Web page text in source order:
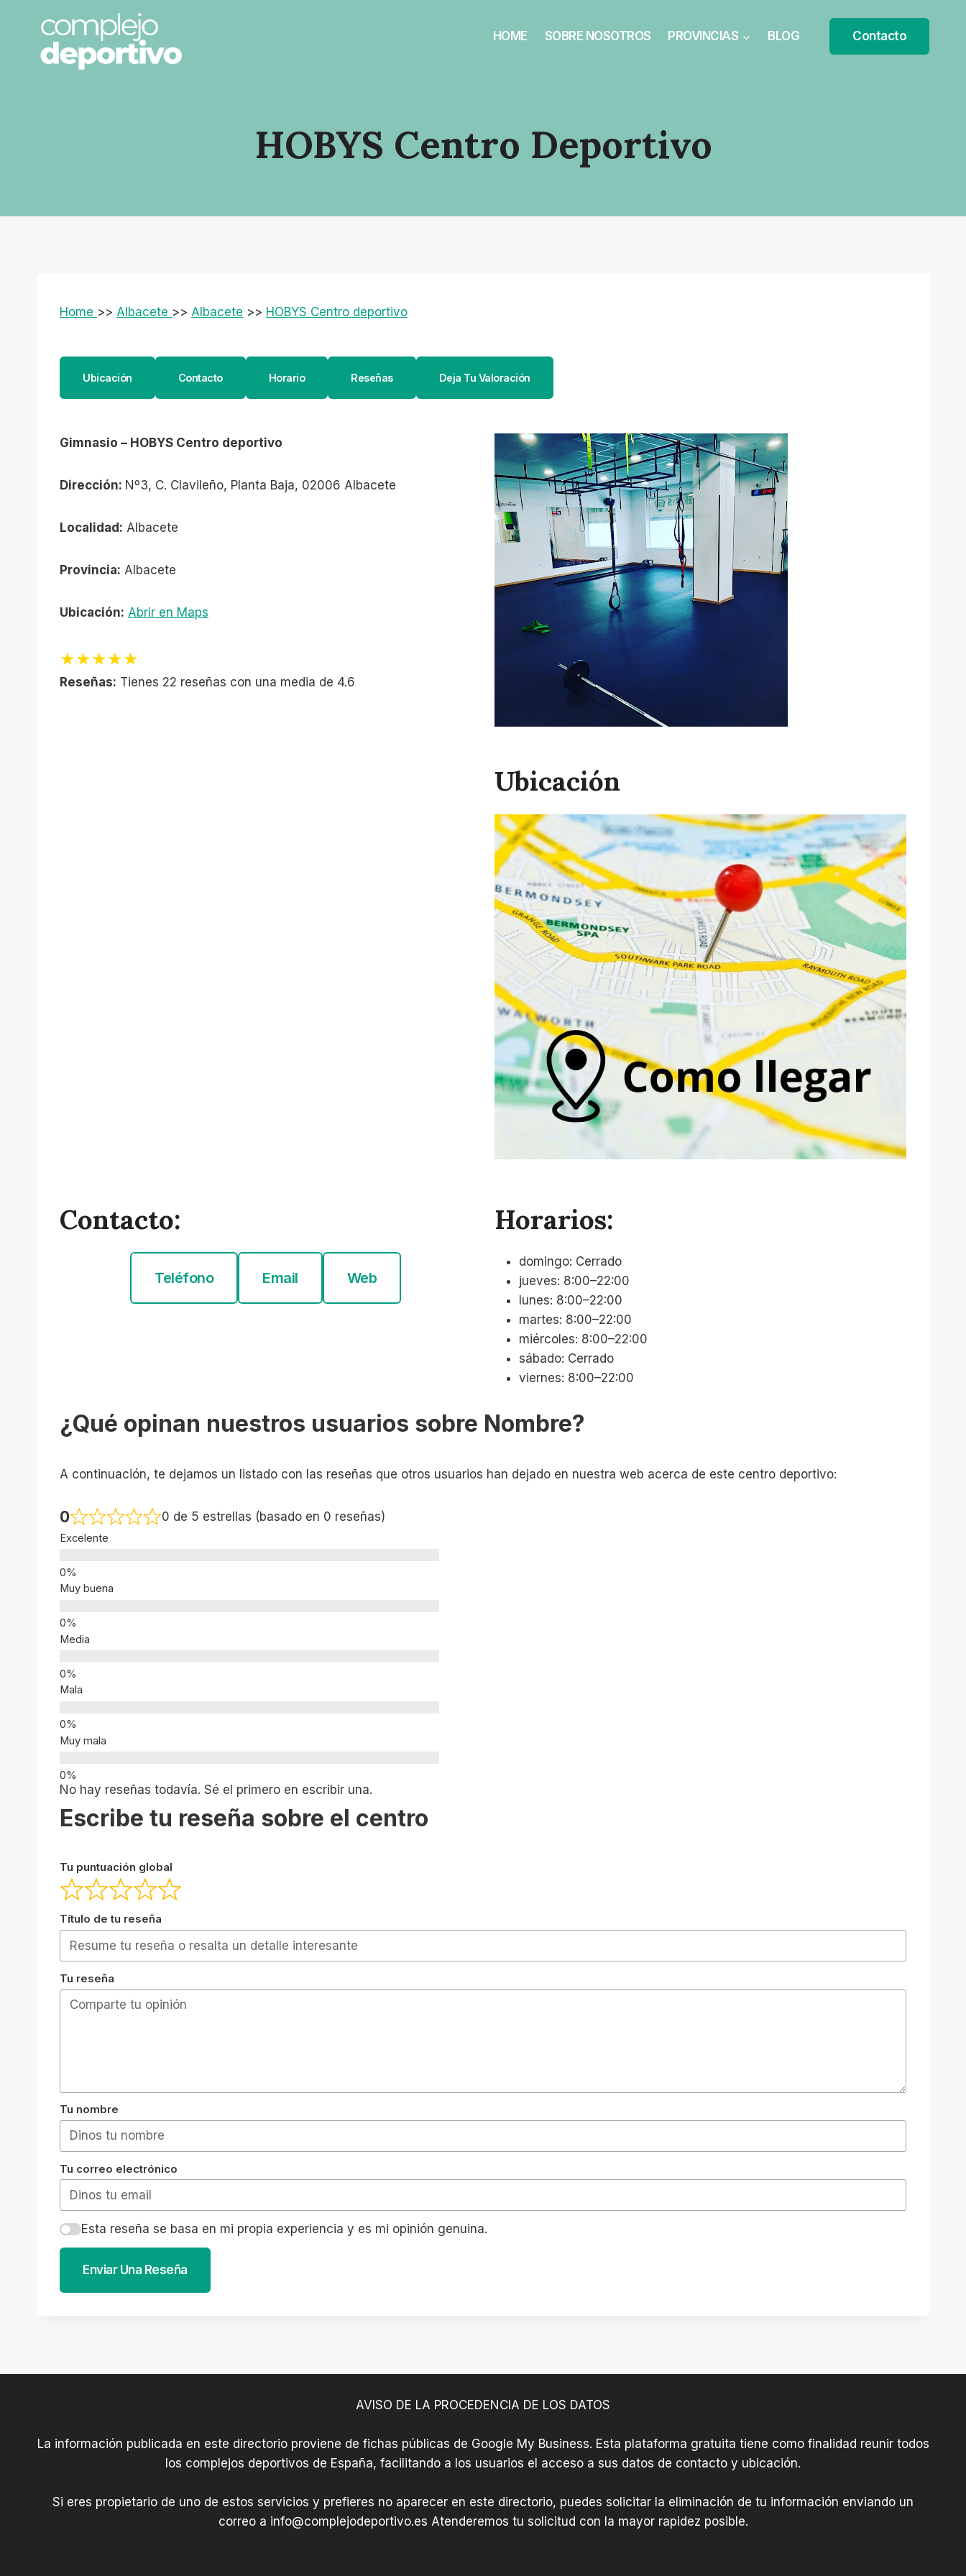
contenido
HOME SOBRE NOSOTROS PROVINCIAS BLOG Contacto
HOBYS Centro Deportivo
Home >> Albacete >> Albacete >> HOBYS Centro deportivo
Ubicación Contacto Horario Reseñas Deja Tu Valoración
Gimnasio – HOBYS Centro deportivo
Dirección: Nº3, C. Clavileño, Planta Baja, 02006 Albacete
Localidad: Albacete
Provincia: Albacete
Ubicación: Abrir en Maps
★★★★★
Reseñas: Tienes 22 reseñas con una media de 4.6
Ubicación
Contacto:
Teléfono Email Web
Horarios:
domingo: Cerrado
jueves: 8:00–22:00
lunes: 8:00–22:00
martes: 8:00–22:00
miércoles: 8:00–22:00
sábado: Cerrado
viernes: 8:00–22:00
¿Qué opinan nuestros usuarios sobre Nombre?
A continuación, te dejamos un listado con las reseñas que otros usuarios han dejado en nuestra web acerca de este centro deportivo:
0 0 de 5 estrellas (basado en 0 reseñas)
Excelente
Muy buena
Media
Mala
Muy mala
No hay reseñas todavía. Sé el primero en escribir una.
Escribe tu reseña sobre el centro
Tu puntuación global
Título de tu reseña
Tu reseña
Tu nombre
Tu correo electrónico
Esta reseña se basa en mi propia experiencia y es mi opinión genuina.
Enviar Una Reseña
AVISO DE LA PROCEDENCIA DE LOS DATOS
La información publicada en este directorio proviene de fichas públicas de Google My Business. Esta plataforma gratuita tiene como finalidad reunir todos
los complejos deportivos de España, facilitando a los usuarios el acceso a sus datos de contacto y ubicación.
Si eres propietario de uno de estos servicios y prefieres no aparecer en este directorio, puedes solicitar la eliminación de tu información enviando un
correo a info@complejodeportivo.es Atenderemos tu solicitud con la mayor rapidez posible.